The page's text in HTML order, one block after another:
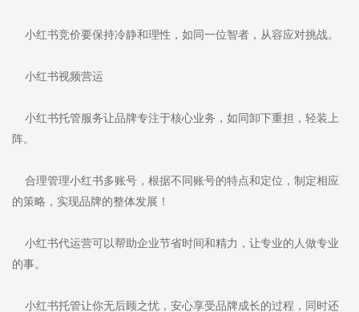
小红书竞价要保持冷静和理性，如同一位智者，从容应对挑战。
小红书视频营运
小红书托管服务让品牌专注于核心业务，如同卸下重担，轻装上
阵。
合理管理小红书多账号，根据不同账号的特点和定位，制定相应
的策略，实现品牌的整体发展！
小红书代运营可以帮助企业节省时间和精力，让专业的人做专业
的事。
小红书托管让你无后顾之忧，安心享受品牌成长的过程，同时还